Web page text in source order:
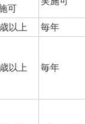
可
以上 毎年
以上 毎年